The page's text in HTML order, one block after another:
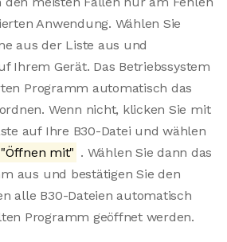
Anwendung. Wählen Sie
aus der Liste aus und
Ihrem Gerät. Das Betriebssystem
Programm automatisch das
Wenn nicht, klicken Sie mit
auf Ihre B30-Datei und wählen
"Öffnen mit" . Wählen Sie dann das
aus und bestätigen Sie den
alle B30-Dateien automatisch
Programm geöffnet werden.